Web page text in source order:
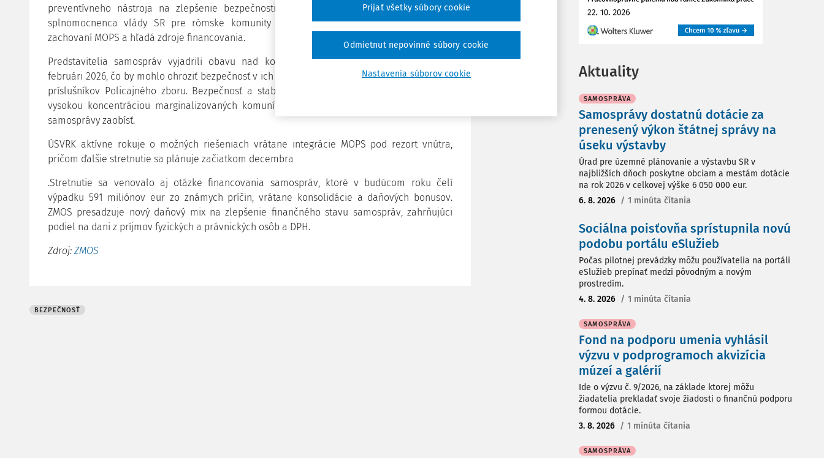
preventívneho nástroja na zlepšenie bezpečnosti a integrácie rómskej komunity. Úrad
splnomocnenca vlády SR pre rómske komunity (ÚSVRK) uviedol, že aktívne rokuje o
zachovaní MOPS a hľadá zdroje financovania.
Predstavitelia samospráv vyjadrili obavu nad koncom financovania projektu MOPS vo
februári 2026, čo by mohlo ohroziť bezpečnosť v ich obciach, vzhľadom na znižujúci sa počet
príslušníkov Policajného zboru. Bezpečnosť a stabilita sú ohrozené najmä v regiónoch s
vysokou koncentráciou marginalizovaných komunít, kde sa bez podpory MOPS nedokážu
samosprávy zaobísť.
ÚSVRK aktívne rokuje o možných riešeniach vrátane integrácie MOPS pod rezort vnútra,
pričom ďalšie stretnutie sa plánuje začiatkom decembra
.Stretnutie sa venovalo aj otázke financovania samospráv, ktoré v budúcom roku čelí
výpadku 591 miliónov eur zo známych príčin, vrátane konsolidácie a daňových bonusov.
ZMOS presadzuje nový daňový mix na zlepšenie finančného stavu samospráv, zahrňujúci
podiel na dani z príjmov fyzických a právnických osôb a DPH.
Zdroj: ZMOS
BEZPEČNOSŤ
Aktuality
SAMOSPRÁVA
Samosprávy dostatnú dotácie za
prenesený výkon štátnej správy na
úseku výstavby
Úrad pre územné plánovanie a výstavbu SR v
najbližších dňoch poskytne obciam a mestám dotácie
na rok 2026 v celkovej výške 6 050 000 eur.
6. 8. 2026 / 1 minúta čítania
Sociálna poisťovňa sprístupnila novú
podobu portálu eSlužieb
Počas pilotnej prevádzky môžu používatelia na portáli
eSlužieb prepínať medzi pôvodným a novým
prostredím.
4. 8. 2026 / 1 minúta čítania
SAMOSPRÁVA
Fond na podporu umenia vyhlásil
výzvu v podprogramoch akvizícia
múzeí a galérií
Ide o výzvu č. 9/2026, na základe ktorej môžu
žiadatelia prekladať svoje žiadosti o finančnú podporu
formou dotácie.
3. 8. 2026 / 1 minúta čítania
SAMOSPRÁVA
Nastavenia súborov cookie
Odmietnut nepovinné súbory cookie
Prijať všetky súbory cookie